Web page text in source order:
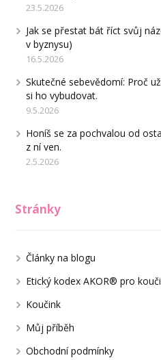
23.5.2026
Jak se přestat bát říct svůj
v byznysu)
16.5.2026
Skutečné sebevědomí: Proč
si ho vybudovat.
9.5.2026
Honíš se za pochvalou od
z ní ven.
2.5.2026
Stránky
Články na blogu
Etický kodex AKOR® pro
Koučink
Můj příběh
Obchodní podmínky